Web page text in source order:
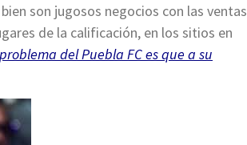
son jugosos negocios con las ventas
de la calificación, en los sitios en
del Puebla FC es que a su